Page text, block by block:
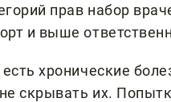
прав набор
и выше
есть хронические
скрывать их.